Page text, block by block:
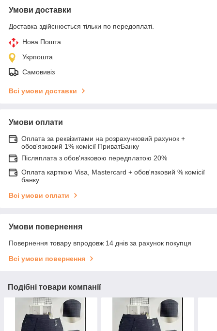
Умови доставки
Доставка здійснюється тільки по передоплаті.
Нова Пошта
Укрпошта
Самовивіз
Всі умови доставки
Умови оплати
Оплата за реквізитами на розрахунковий рахунок +
обов'язковий 1% комісії ПриватБанку
Післяплата з обов'язковою передплатою 20%
Оплата карткою Visa, Mastercard + обов'язковий % комісії
банку
Всі умови оплати
Умови повернення
Повернення товару впродовж 14 днів за рахунок покупця
Всі умови повернення
Подібні товари компанії